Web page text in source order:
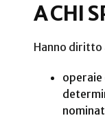
A CHI
Hanno diritto
operaie